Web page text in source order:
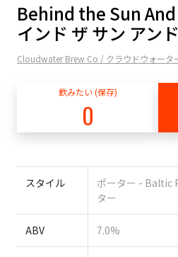
Behind the Sun
インド ザ サン アン
Cloudwater Brew Co / クラウドウォータ
飲みたい (保存)
0
スタイル
ポーター - Baltic
ター
ABV 7.0%